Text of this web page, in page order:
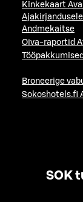
Kinkekaart
Ajakirjandusele
Andmekaitse
Oiva-raportid
Tööpakkumised
Broneerige
Sokoshotels.fi
SOK